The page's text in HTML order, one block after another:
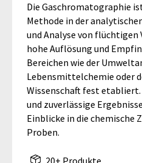
Die Gaschromatographie
Methode in der
und Analyse von flüchtigen
hohe Auflösung und
Bereichen wie der
Lebensmittelchemie oder
Wissenschaft fest
und zuverlässige
Einblicke in die chemische
Proben.